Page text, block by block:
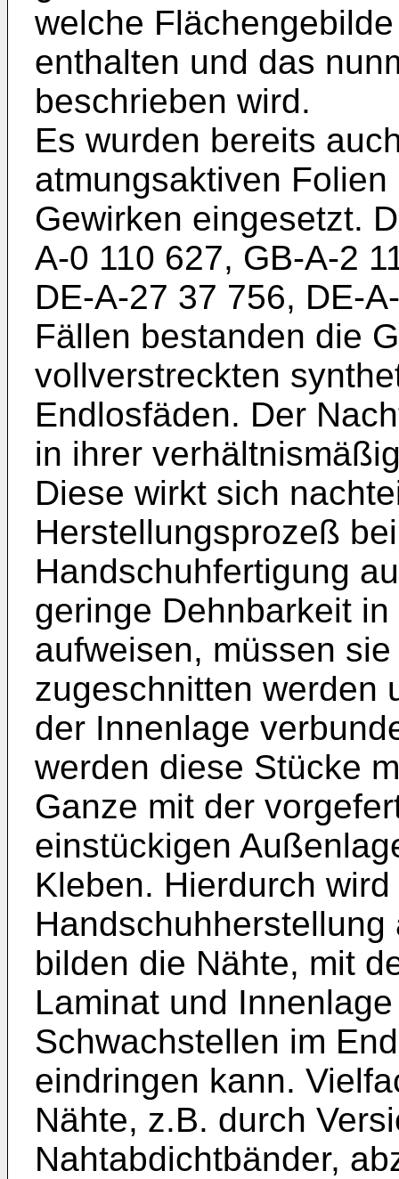
welche
enthalten und das
beschrieben wird.
Es wurden bereits
atmungsaktiven
Gewirken eingesetzt.
A-0 110 627, GB-A-2
DE-A-27 37 756, DE-
Fällen bestanden die
vollverstreckten
Endlosfäden. Der
in ihrer
Diese wirkt sich
Herstellungsprozeß
Handschuhfertigung
geringe Dehnbarkeit
aufweisen, müssen
zugeschnitten werden
der Innenlage
werden diese Stücke
Ganze mit der
einstückigen
Kleben. Hierdurch
bilden die Nähte, mit
Laminat und
Schwachstellen im
eindringen kann.
Nähte, z.B. durch
Nahtabdichtbänder,